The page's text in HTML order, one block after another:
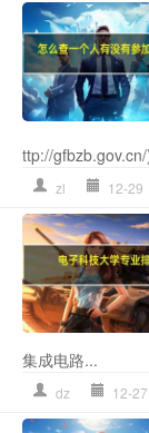
ttp://
zl 12-29
集成电路...
dz 12-27